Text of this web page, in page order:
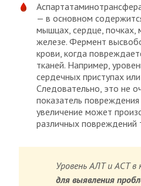
— в основном
мышцах, сердце, почках,
железе. Фермент
крови, когда
тканей. Например,
сердечных приступах
Следовательно, это не
показатель повреждения
увеличение может
различных повреждений
Уровень АЛТ и АСТ в
для выявления